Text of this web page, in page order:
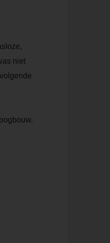
niet